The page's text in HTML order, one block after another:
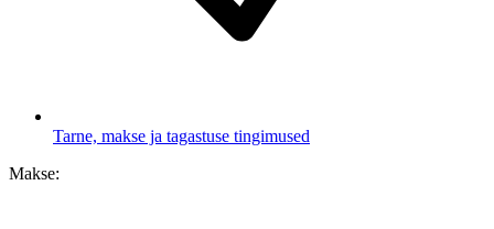
Tarne, makse ja tagastuse tingimused
Makse: